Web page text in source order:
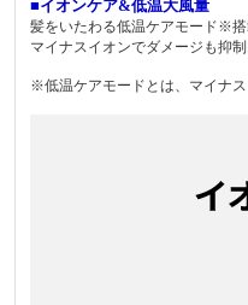
■イオンケア&低温大風量
髪をいたわる低温ケアモード※搭
マイナスイオンでダメージも抑
※低温ケアモードとは、マイナス